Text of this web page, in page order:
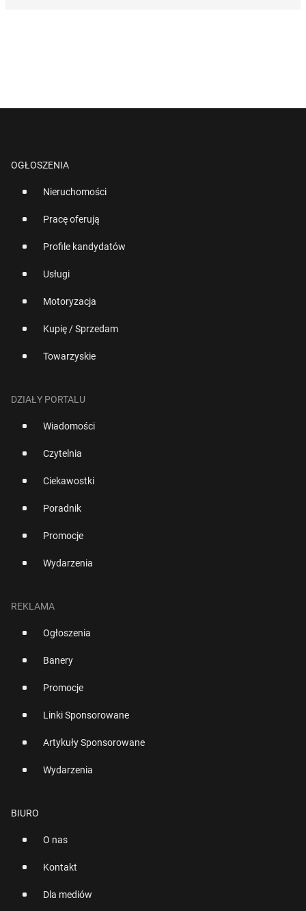
OGŁOSZENIA
Nieruchomości
Pracę oferują
Profile kandydatów
Usługi
Motoryzacja
Kupię / Sprzedam
Towarzyskie
DZIAŁY PORTALU
Wiadomości
Czytelnia
Ciekawostki
Poradnik
Promocje
Wydarzenia
REKLAMA
Ogłoszenia
Banery
Promocje
Linki Sponsorowane
Artykuły Sponsorowane
Wydarzenia
BIURO
O nas
Kontakt
Dla mediów